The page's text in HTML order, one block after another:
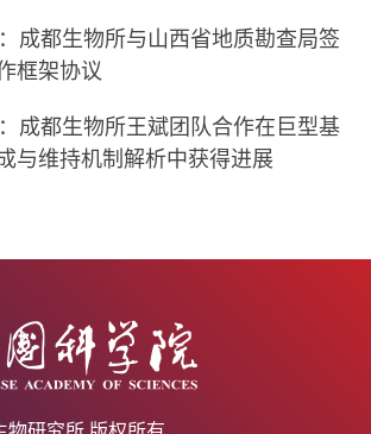
成都生物所与山西省地质勘查局签
框架协议
：成都生物所王斌团队合作在巨型基
与维持机制解析中获得进展